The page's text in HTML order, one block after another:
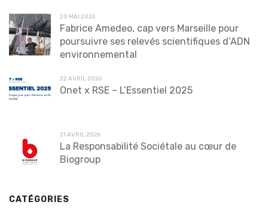
20 MAI 2026
Fabrice Amedeo, cap vers Marseille pour
poursuivre ses relevés scientifiques d’ADN
environnemental
22 AVRIL 2026
Onet x RSE – L’Essentiel 2025
21 AVRIL 2026
La Responsabilité Sociétale au cœur de
Biogroup
CATÉGORIES